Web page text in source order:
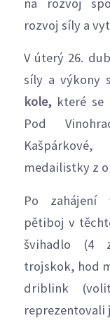
rozvoj síly a
V úterý 26.
síly a výkony
kole,které se
Pod
medailistky z
Po zahájení
pětiboj v
švihadlo (4
trojskok, hod
driblink
reprezentovali